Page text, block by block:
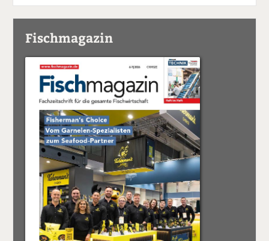
Fischmagazin